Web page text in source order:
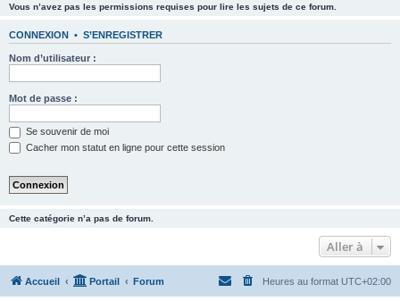
e
Vous n’avez pas les permissions requises pour lire les sujets de ce forum.
CONNEXION • S’ENREGISTRER
Nom d’utilisateur :
Mot de passe :
Se souvenir de moi
Cacher mon statut en ligne pour cette session
Cette catégorie n’a pas de forum.
Aller à
Accueil Portail Forum Heures au format UTC+02:00